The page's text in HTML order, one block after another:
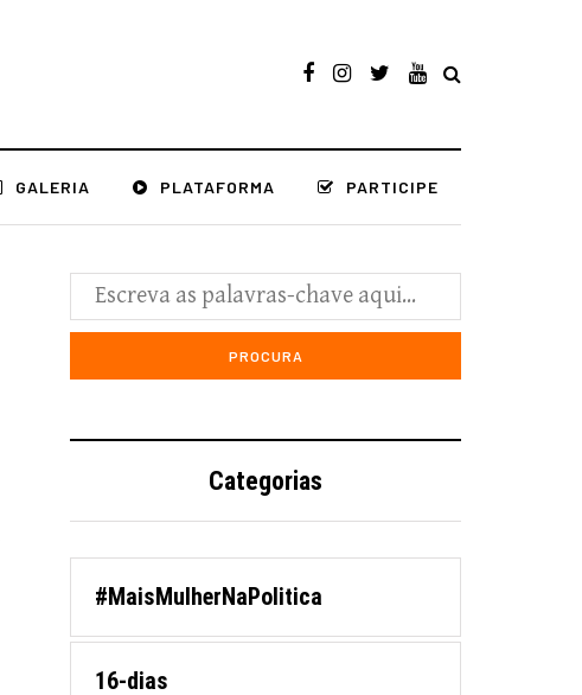
GALERIA PLATAFORMA PARTICIPE
Categorias
#MaisMulherNaPolitica
16-dias